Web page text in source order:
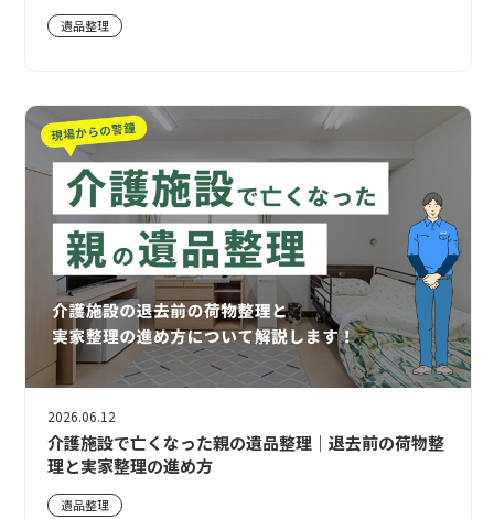
遺品整理
2026.06.12
介護施設で亡くなった親の遺品整理｜退去前の荷物整
理と実家整理の進め方
遺品整理